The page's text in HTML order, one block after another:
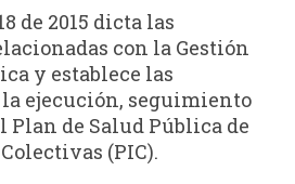
de 2015 dicta las
con la Gestión
y establece las
ejecución, seguimiento
de Salud Pública de
(PIC).